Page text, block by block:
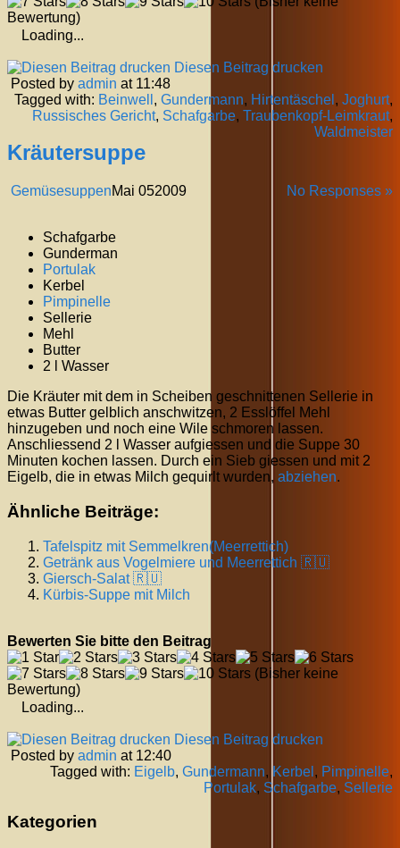
Bewertung)
Loading...
Diesen Beitrag drucken
Posted by admin at 11:48
Tagged with: Beinwell , Gundermann, Hirtentäschel , Joghurt,
Russisches Gericht, Schafgarbe, Traubenkopf-Leimkraut,
Waldmeister
Kräutersuppe
Gemüsesuppen No Responses »
Mai 052009
Schafgarbe
Gunderman
Portulak
Kerbel
Pimpinelle
Sellerie
Mehl
Butter
2 l Wasser
Die Kräuter mit dem in Scheiben geschnittenen Sellerie in
etwas Butter gelblich anschwitzen, 2 Esslöffel Mehl
hinzugeben und noch eine Wile schmoren lassen.
Anschliessend 2 l Wasser aufgiessen und die Suppe 30
Minuten kochen lassen. Durch ein Sieb giessen und mit 2
Eigelb, die in etwas Milch gequirlt wurden, abziehen.
Ähnliche Beiträge:
Tafelspitz mit Semmelkren(Meerrettich)
Getränk aus Vogelmiere und Meerrettich 🇷🇺
Giersch-Salat 🇷🇺
Kürbis-Suppe mit Milch
Bewerten Sie bitte den Beitrag
(Bisher keine
Bewertung)
Loading...
Diesen Beitrag drucken
Posted by admin at 12:40
Tagged with: Eigelb, Gundermann, Kerbel , Pimpinelle,
Portulak, Schafgarbe, Sellerie
Kategorien